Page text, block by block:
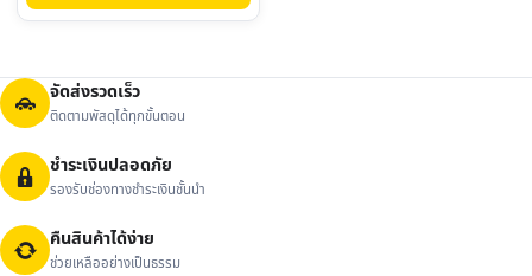
฿1,190.00.
฿950.00.
page
จัดส่งรวดเร็ว
ติดตามพัสดุได้ทุกขั้นตอน
ชำระเงินปลอดภัย
รองรับช่องทางชำระเงินชั้นนำ
คืนสินค้าได้ง่าย
ช่วยเหลืออย่างเป็นธรรม